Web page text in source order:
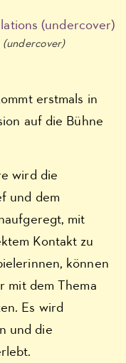
erstmals in
auf die Bühne
wird die
und dem
mit
Kontakt zu
können
mit dem Thema
Es wird
und die